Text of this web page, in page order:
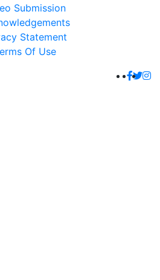
Submission
Statement
Of Use